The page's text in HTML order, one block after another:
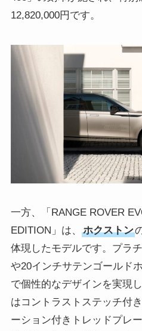
12,820,000円です。
一方、「RANGE ROVER
EDITION」は、
ホクストン
体現したモデルです。プラ
や20インチサテンゴールド
で個性的なデザインを実現
はコントラストステッチ付
ーション付きトレッドプレ